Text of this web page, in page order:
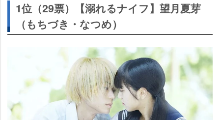
1位（29票）【溺れるナイフ】望月夏芽
（もちづき・なつめ）